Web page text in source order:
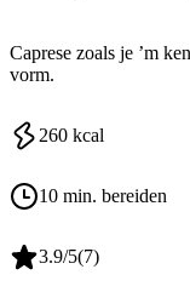
Caprese zoals je ’m
vorm.
260 kcal
10 min. bereiden
3.9/5(7)